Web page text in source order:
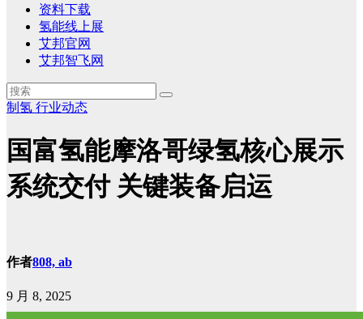
资料下载
氢能线上展
艾邦官网
艾邦智飞网
制氢 行业动态
国富氢能摩洛哥绿氢核心展示
系统交付 关键装备启运
作者808, ab
9 月 8, 2025